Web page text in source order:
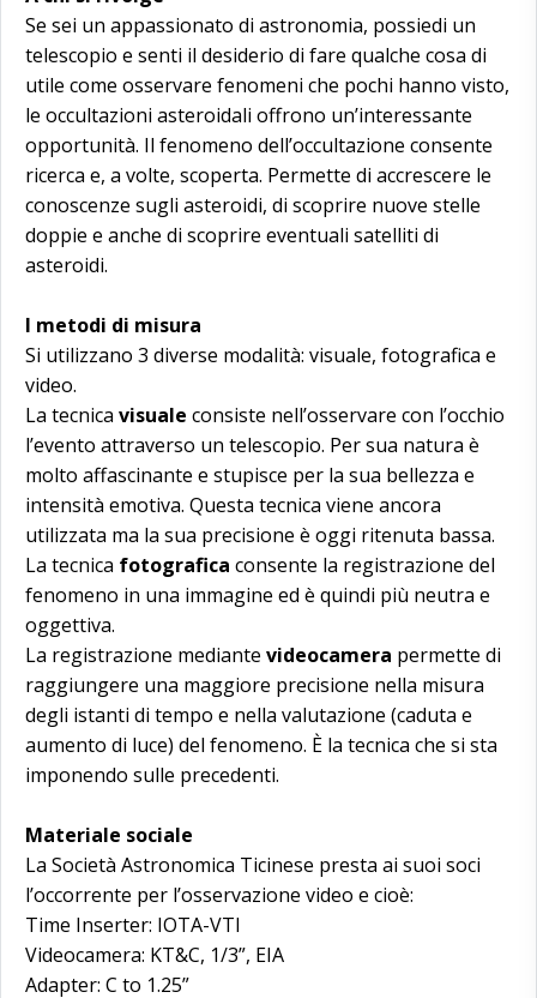
Se sei un appassionato di astronomia, possiedi un
telescopio e senti il desiderio di fare qualche cosa di
utile come osservare fenomeni che pochi hanno visto,
le occultazioni asteroidali offrono un’interessante
opportunità. Il fenomeno dell’occultazione consente
ricerca e, a volte, scoperta. Permette di accrescere le
conoscenze sugli asteroidi, di scoprire nuove stelle
doppie e anche di scoprire eventuali satelliti di
asteroidi.
I metodi di misura
Si utilizzano 3 diverse modalità: visuale, fotografica e
video.
La tecnica visuale consiste nell’osservare con l’occhio
l’evento attraverso un telescopio. Per sua natura è
molto affascinante e stupisce per la sua bellezza e
intensità emotiva. Questa tecnica viene ancora
utilizzata ma la sua precisione è oggi ritenuta bassa.
La tecnica fotografica consente la registrazione del
fenomeno in una immagine ed è quindi più neutra e
oggettiva.
La registrazione mediante videocamera permette di
raggiungere una maggiore precisione nella misura
degli istanti di tempo e nella valutazione (caduta e
aumento di luce) del fenomeno. È la tecnica che si sta
imponendo sulle precedenti.
Materiale sociale
La Società Astronomica Ticinese presta ai suoi soci
l’occorrente per l’osservazione video e cioè:
Time Inserter: IOTA-VTI
Videocamera: KT&C, 1/3”, EIA
Adapter: C to 1.25”